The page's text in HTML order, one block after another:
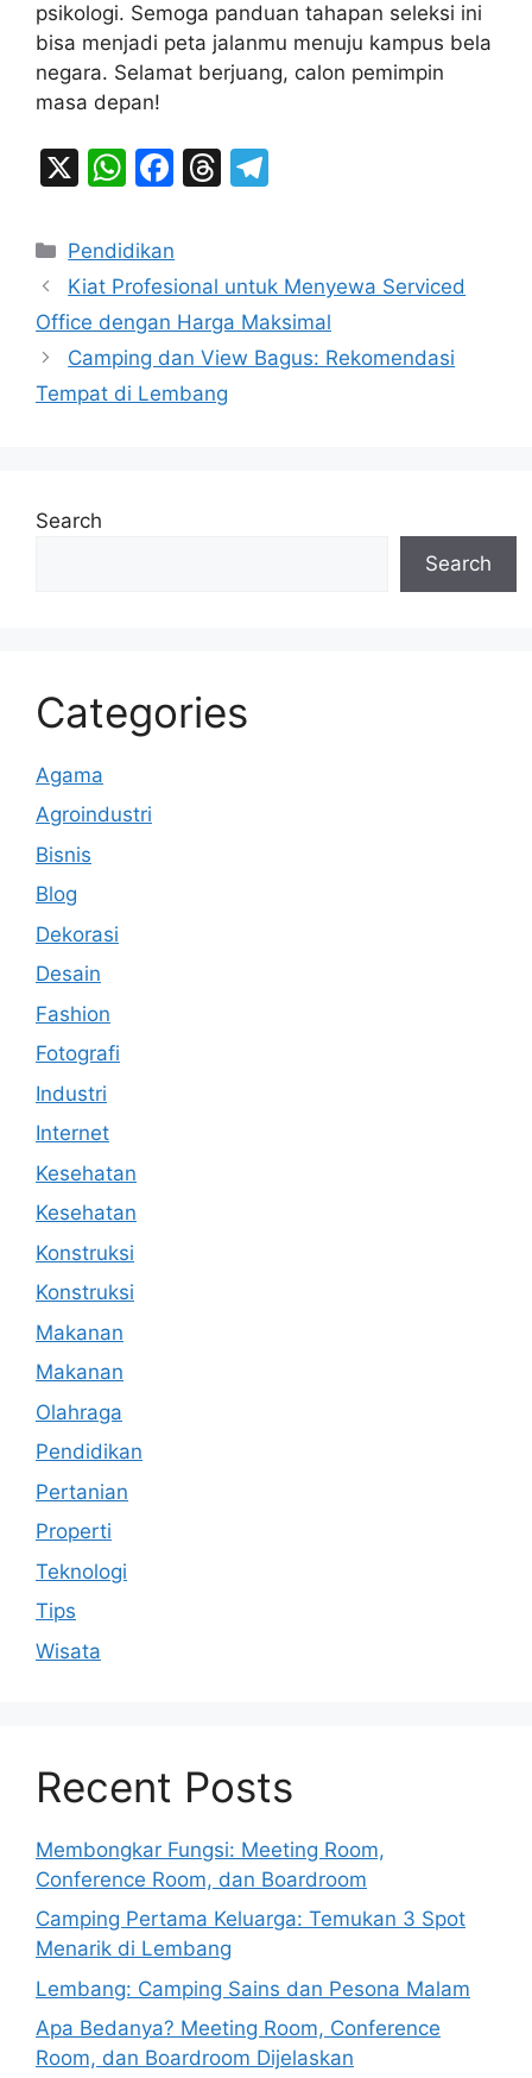
psikologi. Semoga panduan tahapan seleksi ini
bisa menjadi peta jalanmu menuju kampus bela
negara. Selamat berjuang, calon pemimpin
masa depan!
X
W
at
s
A
p
p
F
e
b
o
o
T
a
d
s
gr
a
m
Categories
Pendidikan
Kiat Profesional untuk Menyewa Serviced
Office dengan Harga Maksimal
Camping dan View Bagus: Rekomendasi
Tempat di Lembang
Search
Search
Categories
Agama
Agroindustri
Bisnis
Blog
Dekorasi
Desain
Fashion
Fotografi
Industri
Internet
Kesehatan
Kesehatan
Konstruksi
Konstruksi
Makanan
Makanan
Olahraga
Pendidikan
Pertanian
Properti
Teknologi
Tips
Wisata
Recent Posts
Membongkar Fungsi: Meeting Room,
Conference Room, dan Boardroom
Camping Pertama Keluarga: Temukan 3 Spot
Menarik di Lembang
Lembang: Camping Sains dan Pesona Malam
Apa Bedanya? Meeting Room, Conference
Room, dan Boardroom Dijelaskan